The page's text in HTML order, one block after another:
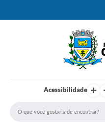
Acessibilidade